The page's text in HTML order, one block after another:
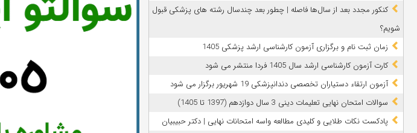
کنکور مجدد بعد از سال‌ها فاصله | چطور بعد چندسال رشته‌ های پزشکی قبول
شویم؟
زمان ثبت نام و برگزاری آزمون کارشناسی ارشد پزشکی 1405
کارت آزمون کارشناسی ارشد سال 1405 فردا منتشر می شود
آزمون ارتقاء دستیاران تخصصی دندانپزشکی 19 شهریور برگزار می شود
سوالات امتحان نهایی تعلیمات دینی 3 سال دوازدهم (1397 تا 1405)
پادکست نکات طلایی و کلیدی مطالعه واسه امتحانات نهایی | دکتر حبیبیان